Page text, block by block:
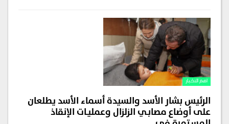
اهم الاخبار
الرئيس بشار الأسد والسيدة أسماء الأسد يطلعان
على أوضاع مصابـي الزلزال وعمليـات الإنقاذ